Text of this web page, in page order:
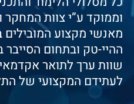
וממוקד ע”י צוות
מאנשי מקצוע המובילים
ההיי-טק ובתחום
שוות ערך לתואר
לעתידם המקצועי של